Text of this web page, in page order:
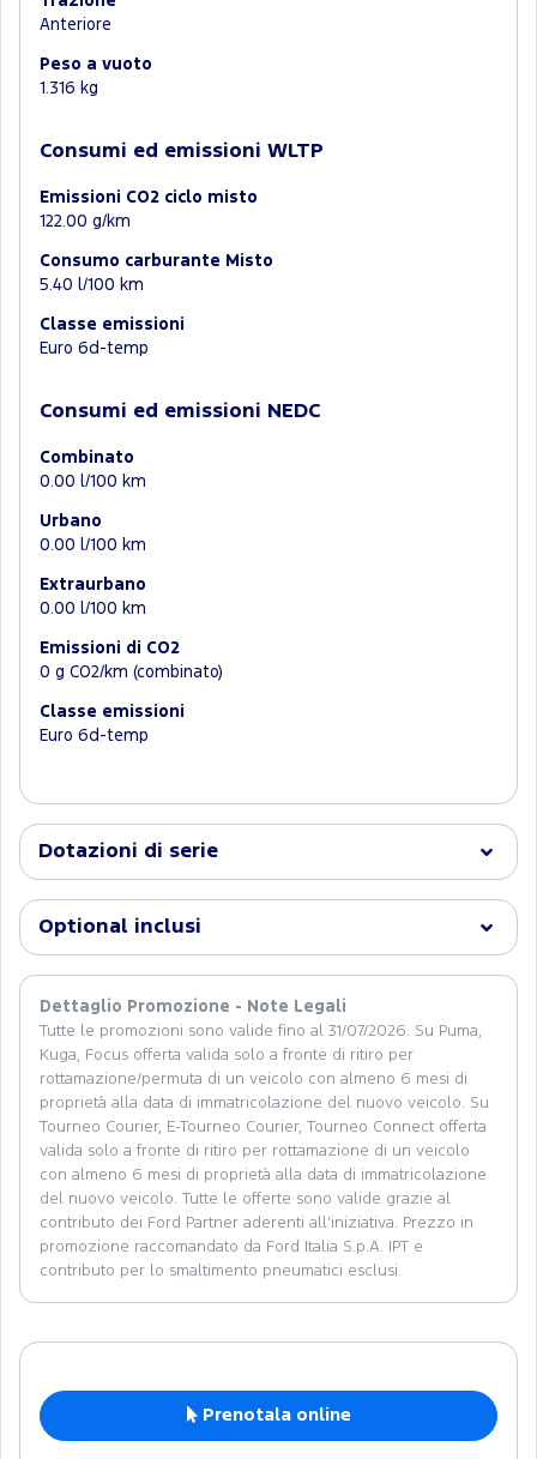
Anteriore
Peso a vuoto
1.316 kg
Consumi ed emissioni WLTP
Emissioni CO2 ciclo misto
122.00 g/km
Consumo carburante Misto
5.40 l/100 km
Classe emissioni
Euro 6d-temp
Consumi ed emissioni NEDC
Combinato
0.00 l/100 km
Urbano
0.00 l/100 km
Extraurbano
0.00 l/100 km
Emissioni di CO2
0 g CO2/km (combinato)
Classe emissioni
Euro 6d-temp
Dotazioni di serie
Optional inclusi
Dettaglio Promozione - Note Legali
Tutte le promozioni sono valide fino al 31/07/2026. Su Puma,
Kuga, Focus offerta valida solo a fronte di ritiro per
rottamazione/permuta di un veicolo con almeno 6 mesi di
proprietà alla data di immatricolazione del nuovo veicolo. Su
Tourneo Courier, E-Tourneo Courier, Tourneo Connect offerta
valida solo a fronte di ritiro per rottamazione di un veicolo
con almeno 6 mesi di proprietà alla data di immatricolazione
del nuovo veicolo. Tutte le offerte sono valide grazie al
contributo dei Ford Partner aderenti all’iniziativa. Prezzo in
promozione raccomandato da Ford Italia S.p.A. IPT e
contributo per lo smaltimento pneumatici esclusi.
Prenotala online